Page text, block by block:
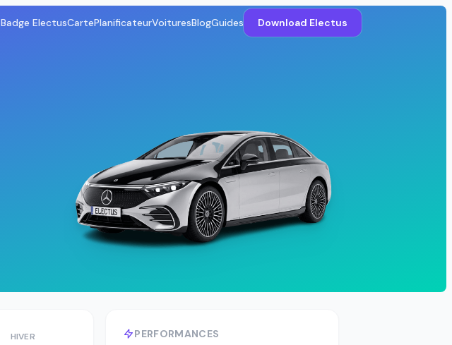
Badge ElectusCartePlanificateurVoituresBlogGuides Download Electus
HIVER PERFORMANCES